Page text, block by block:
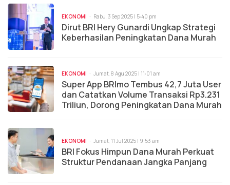
EKONOMI Rabu, 3 Sep 2025 | 5:40 pm
Dirut BRI Hery Gunardi Ungkap Strategi
Keberhasilan Peningkatan Dana Murah
EKONOMI Jumat, 8 Agu 2025 | 11:01 am
Super App BRImo Tembus 42,7 Juta User
dan Catatkan Volume Transaksi Rp3.231
Triliun, Dorong Peningkatan Dana Murah
EKONOMI Jumat, 11 Jul 2025 | 9:53 am
BRI Fokus Himpun Dana Murah Perkuat
Struktur Pendanaan Jangka Panjang